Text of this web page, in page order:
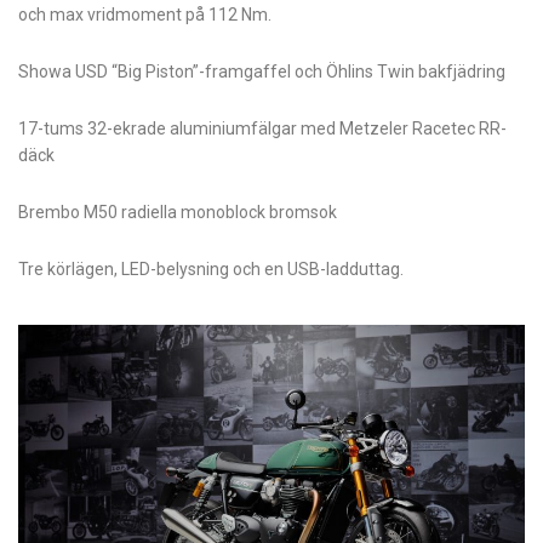
och max vridmoment på 112 Nm.
Showa USD “Big Piston”-framgaffel och Öhlins Twin bakfjädring
17-tums 32-ekrade aluminiumfälgar med Metzeler Racetec RR-
däck
Brembo M50 radiella monoblock bromsok
Tre körlägen, LED-belysning och en USB-ladduttag.